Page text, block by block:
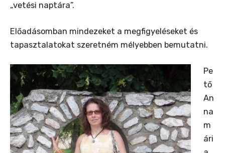
„vetési naptára”.
Előadásomban mindezeket a megfigyeléseket és
tapasztalatokat szeretném mélyebben bemutatni.
Pe
tő
An
na
m
ári